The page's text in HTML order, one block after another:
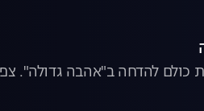
כולם להדחה ב"אהבה גדולה".